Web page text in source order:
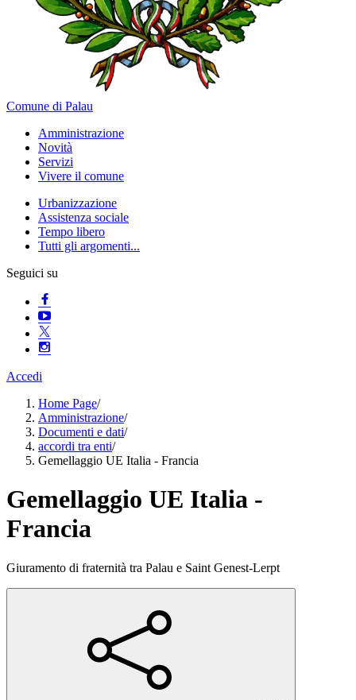
Comune di Palau
Amministrazione
Novità
Servizi
Vivere il comune
Urbanizzazione
Assistenza sociale
Tempo libero
Tutti gli argomenti...
Seguici su
Accedi
Home Page/
Amministrazione/
Documenti e dati/
accordi tra enti/
Gemellaggio UE Italia - Francia
Gemellaggio UE Italia -
Francia
Giuramento di fraternità tra Palau e Saint Genest-Lerpt